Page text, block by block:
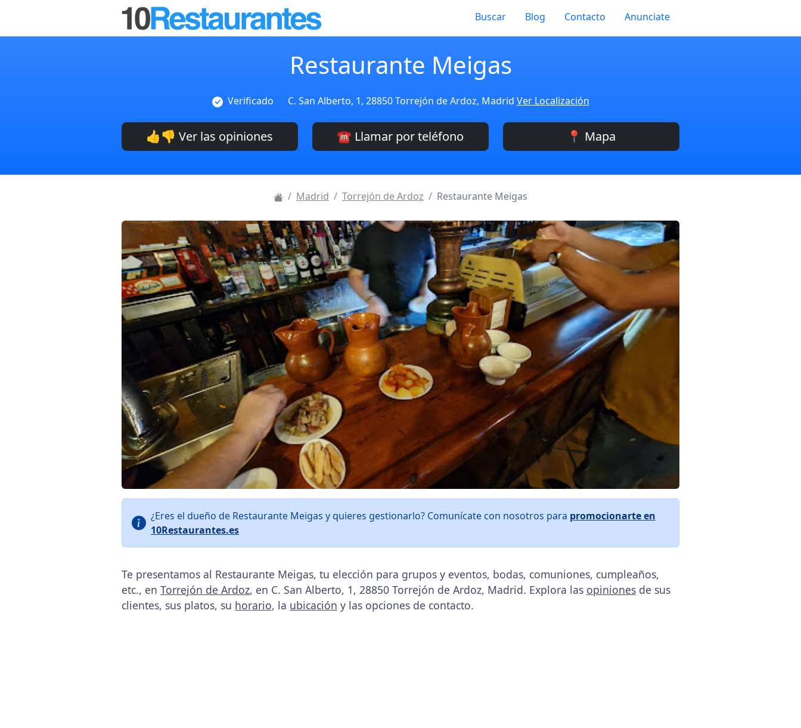
Buscar Blog Contacto Anunciate
Restaurante Meigas
Verificado C. San Alberto, 1, 28850 Torrejón de Ardoz, Madrid Ver Localización
👍👎 Ver las opiniones ☎️ Llamar por teléfono 📍 Mapa
Madrid Torrejón de Ardoz Restaurante Meigas
¿Eres el dueño de Restaurante Meigas y quieres gestionarlo? Comunícate con nosotros para promocionarte en
10Restaurantes.es
Te presentamos al Restaurante Meigas, tu elección para grupos y eventos, bodas, comuniones, cumpleaños,
etc., en Torrejón de Ardoz, en C. San Alberto, 1, 28850 Torrejón de Ardoz, Madrid. Explora las opiniones de sus
clientes, sus platos, su horario, la ubicación y las opciones de contacto.